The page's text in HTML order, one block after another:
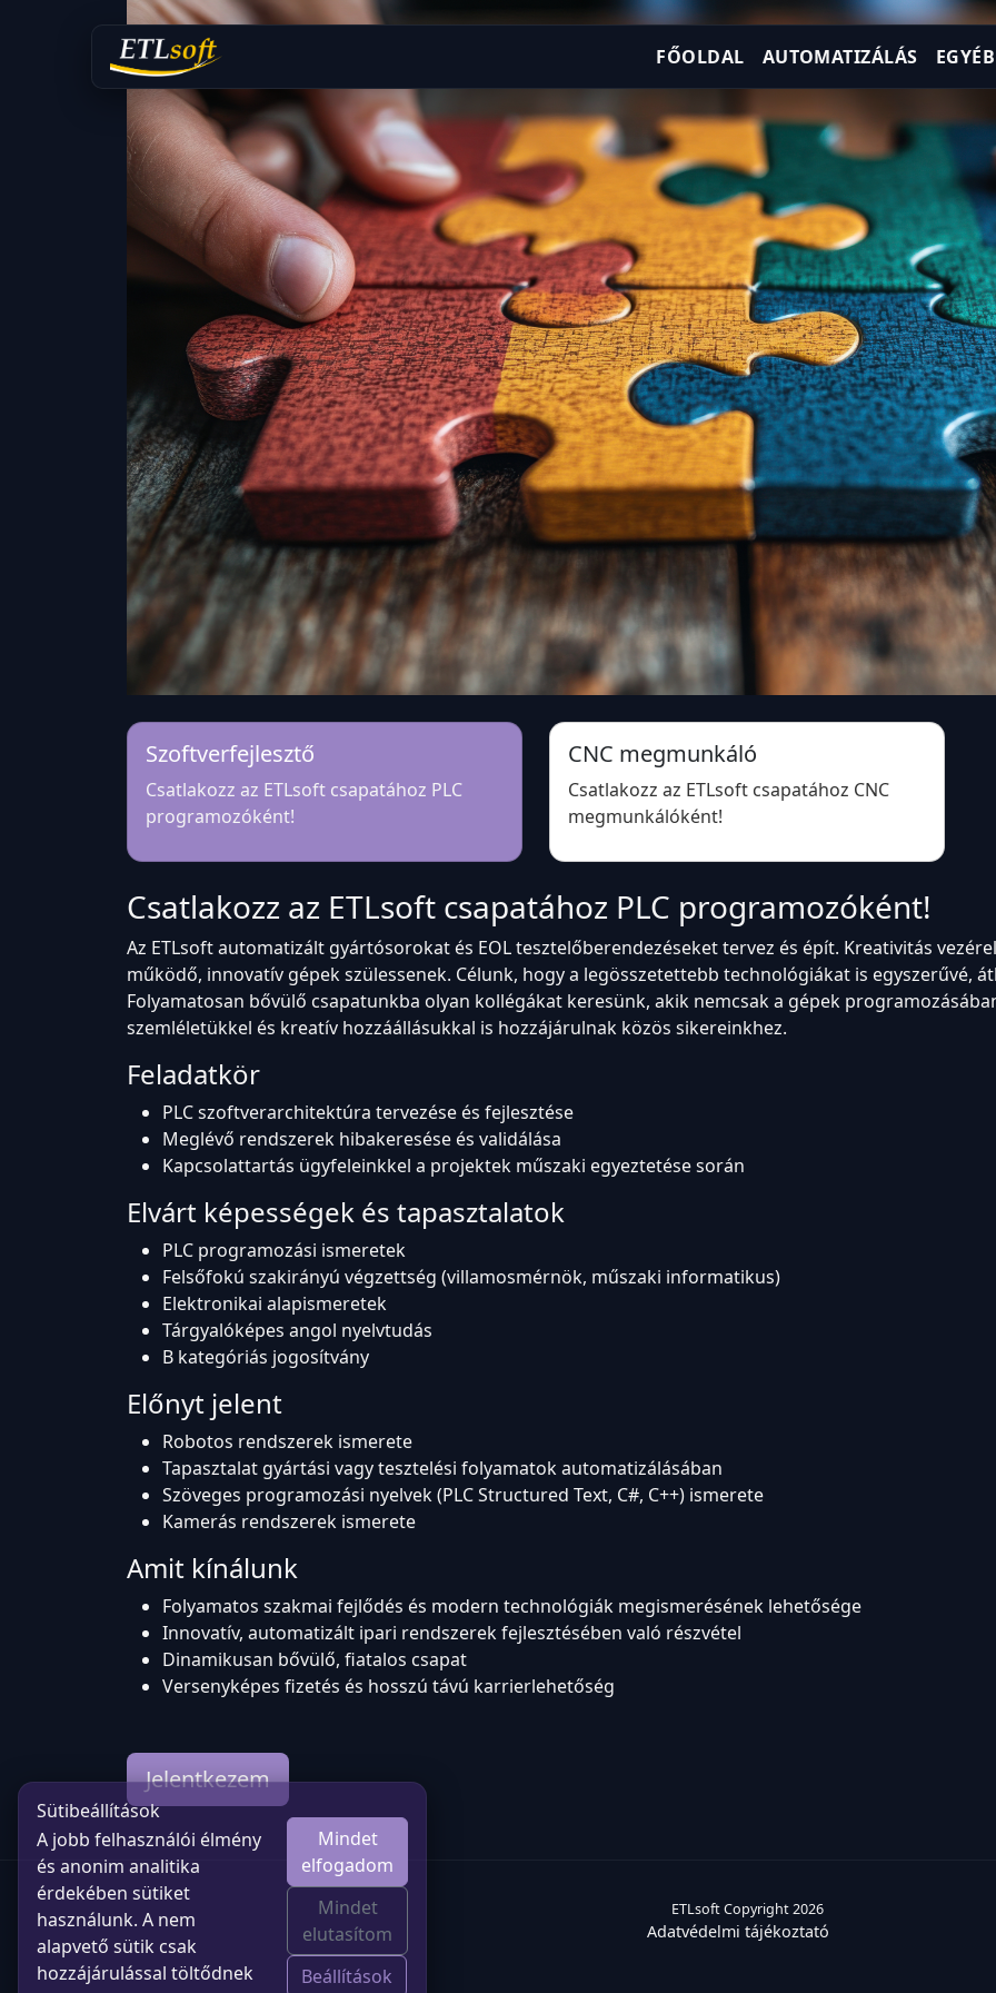
FŐOLDAL AUTOMATIZÁLÁS
Szoftverfejlesztő
Csatlakozz az ETLsoft csapatához PLC
programozóként!
CNC megmunkáló
Csatlakozz az ETLsoft csapatához CNC
megmunkálóként!
Csatlakozz az ETLsoft csapatához PLC programozóként!
Az ETLsoft automatizált gyártósorokat és EOL tesztelőberendezéseket tervez és épít. Kreativitás
működő, innovatív gépek szülessenek. Célunk, hogy a legösszetettebb technológiákat is egyszerűvé,
Folyamatosan bővülő csapatunkba olyan kollégákat keresünk, akik nemcsak a gépek
szemléletükkel és kreatív hozzáállásukkal is hozzájárulnak közös sikereinkhez.
Feladatkör
PLC szoftverarchitektúra tervezése és fejlesztése
Meglévő rendszerek hibakeresése és validálása
Kapcsolattartás ügyfeleinkkel a projektek műszaki egyeztetése során
Elvárt képességek és tapasztalatok
PLC programozási ismeretek
Felsőfokú szakirányú végzettség (villamosmérnök, műszaki informatikus)
Elektronikai alapismeretek
Tárgyalóképes angol nyelvtudás
B kategóriás jogosítvány
Előnyt jelent
Robotos rendszerek ismerete
Tapasztalat gyártási vagy tesztelési folyamatok automatizálásában
Szöveges programozási nyelvek (PLC Structured Text, C#, C++) ismerete
Kamerás rendszerek ismerete
Amit kínálunk
Folyamatos szakmai fejlődés és modern technológiák megismerésének lehetősége
Innovatív, automatizált ipari rendszerek fejlesztésében való részvétel
Dinamikusan bővülő, fiatalos csapat
Versenyképes fizetés és hosszú távú karrierlehetőség
Jelentkezem
ETLsoft Copyright2026
Adatvédelmi tájékoztató
Sütibeállítások
A jobb felhasználói élmény
és anonim analitika
érdekében sütiket
használunk. A nem
alapvető sütik csak
hozzájárulással töltődnek
Mindet
elfogadom
Mindet
elutasítom
Beállítások